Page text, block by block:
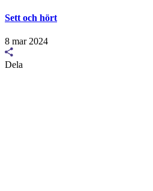
Sett och hört
8 mar 2024
Dela